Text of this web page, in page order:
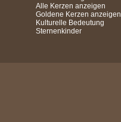
Alle Kerzen anzeigen
Goldene Kerzen anzeigen
Kulturelle Bedeutung
Sternenkinder